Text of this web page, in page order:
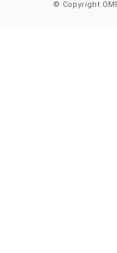
© Copyright